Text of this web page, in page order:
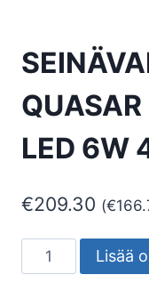
LED 6W
€209.30 (€
SEINÄVALAISIN
ULKO
Lisää